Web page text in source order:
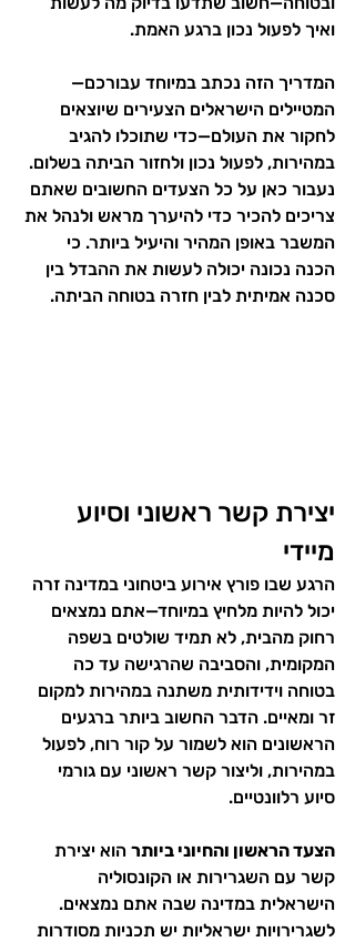
ואיך לפעול נכון ברגע האמת.
המדריך הזה נכתב במיוחד עבורכם—
המטיילים הישראלים הצעירים שיוצאים
לחקור את העולם—כדי שתוכלו להגיב
במהירות, לפעול נכון ולחזור הביתה בשלום.
נעבור כאן על כל הצעדים החשובים שאתם
צריכים להכיר כדי להיערך מראש ולנהל את
המשבר באופן המהיר והיעיל ביותר. כי
הכנה נכונה יכולה לעשות את ההבדל בין
סכנה אמיתית לבין חזרה בטוחה הביתה.
יצירת קשר ראשוני וסיוע
מיידי
הרגע שבו פורץ אירוע ביטחוני במדינה זרה
יכול להיות מלחיץ במיוחד—אתם נמצאים
רחוק מהבית, לא תמיד שולטים בשפה
המקומית, והסביבה שהרגישה עד כה
בטוחה וידידותית משתנה במהירות למקום
זר ומאיים. הדבר החשוב ביותר ברגעים
הראשונים הוא לשמור על קור רוח, לפעול
במהירות, וליצור קשר ראשוני עם גורמי
סיוע רלוונטיים.
הצעד הראשון והחיוני ביותר הוא יצירת
קשר עם השגרירות או הקונסוליה
הישראלית במדינה שבה אתם נמצאים.
לשגרירויות ישראליות יש תכניות מסודרות